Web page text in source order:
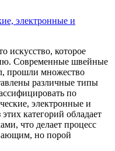
электронные и
искусство, которое
Современные швейные
прошли множество
различные типы
по
электронные и
категорий обладает
что делает процесс
но порой